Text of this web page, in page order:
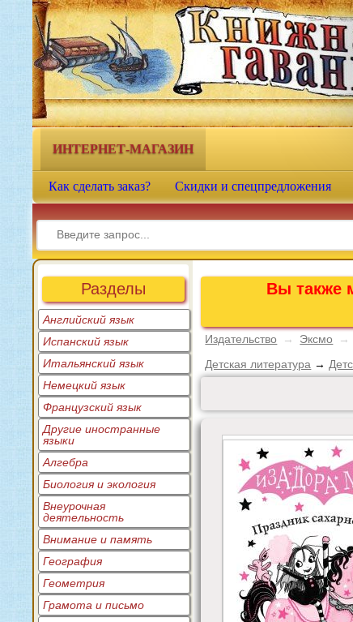
Книжная гавань - интернет-
магазин учебной литературы
ИНТЕРНЕТ-МАГАЗИН
Как сделать заказ? Скидки и спецпредложения
Разделы
Английский язык
Испанский язык
Итальянский язык
Немецкий язык
Французский язык
Другие иностранные
языки
Алгебра
Биология и экология
Внеурочная
деятельность
Внимание и память
География
Геометрия
Грамота и письмо
Вы также
Издательство → Эксмо
→
Детская литература →